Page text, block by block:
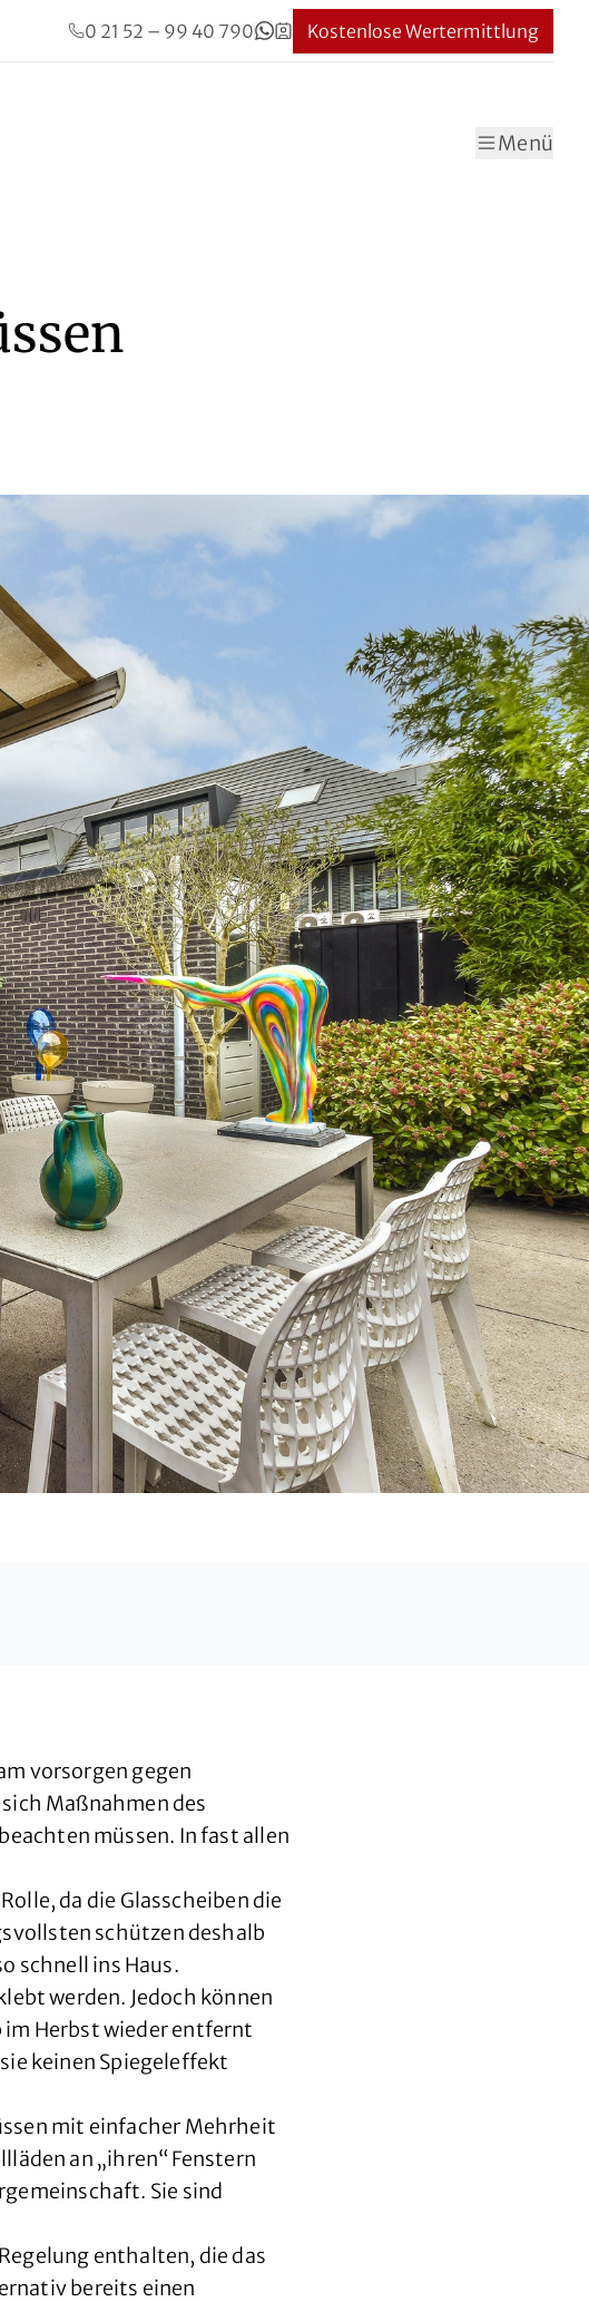
0 21 52 – 99 40 790 Kostenlose Wertermittlung
Menü
vorsorgen gegen
Maßnahmen des
müssen. In fast allen
da die Glasscheiben die
schützen deshalb
schnell ins Haus.
werden. Jedoch können
im Herbst wieder entfernt
keinen Spiegeleffekt
mit einfacher Mehrheit
an „ihren“ Fenstern
Sie sind
enthalten, die das
bereits einen